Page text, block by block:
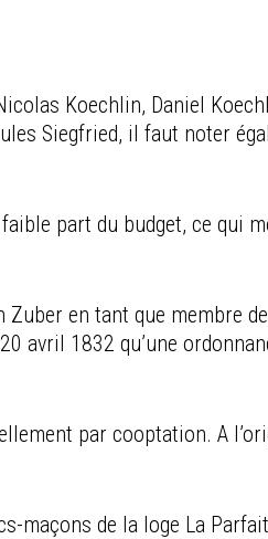
Koechlin, Daniel
Siegfried, il faut noter
part du budget, ce qui
en tant que membre
avril 1832 qu’une
par cooptation. A
maçons de la loge La